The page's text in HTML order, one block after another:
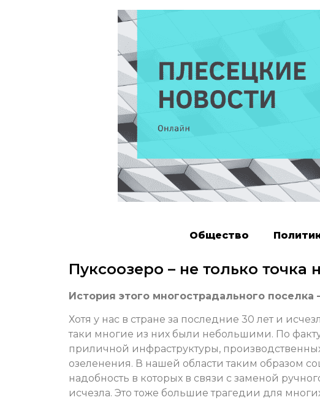
Общество
Пуксоозеро – не только точка
История этого многострадального поселка
Хотя у нас в стране за последние 30 лет и
таки многие из них были небольшими. По
приличной инфраструктуры,
озеленения. В нашей области таким образом
надобность в которых в связи с заменой
исчезла. Это тоже большие трагедии для